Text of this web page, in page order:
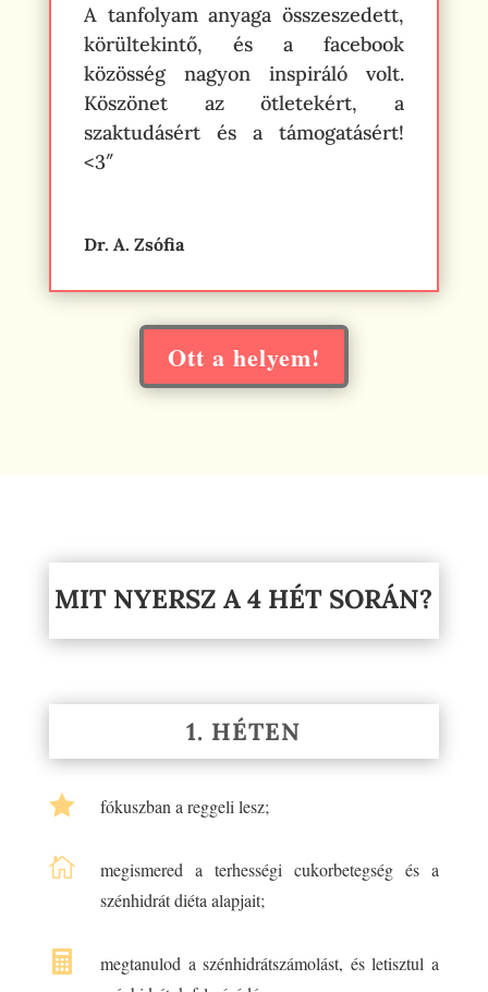
A tanfolyam anyaga összeszedett,
körültekintő, és a facebook
közösség nagyon inspiráló volt.
Köszönet az ötletekért, a
szaktudásért és a támogatásért!
<3″
Dr. A. Zsófia
Ott a helyem!
MIT NYERSZ A 4 HÉT SORÁN?
1. HÉTEN
 fókuszban a reggeli lesz;

megismered a terhességi cukorbetegség és a
szénhidrát diéta alapjait;

megtanulod a szénhidrátszámolást, és letisztul a